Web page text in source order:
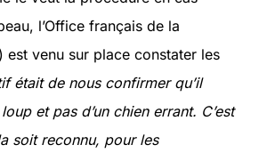
l’Office français de la
est venu sur place constater les
était de nous confirmer qu’il
et pas d’un chien errant. C’est
soit reconnu, pour les